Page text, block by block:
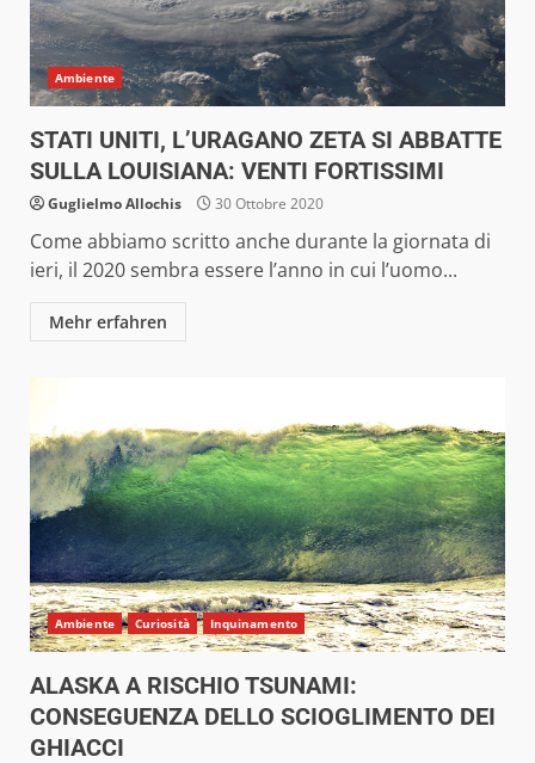
Ambiente
STATI UNITI, L’URAGANO ZETA SI ABBATTE
SULLA LOUISIANA: VENTI FORTISSIMI
Guglielmo Allochis 30 Ottobre 2020
Come abbiamo scritto anche durante la giornata di
ieri, il 2020 sembra essere l’anno in cui l’uomo...
Mehr erfahren
Ambiente Curiosità Inquinamento
ALASKA A RISCHIO TSUNAMI:
CONSEGUENZA DELLO SCIOGLIMENTO DEI
GHIACCI